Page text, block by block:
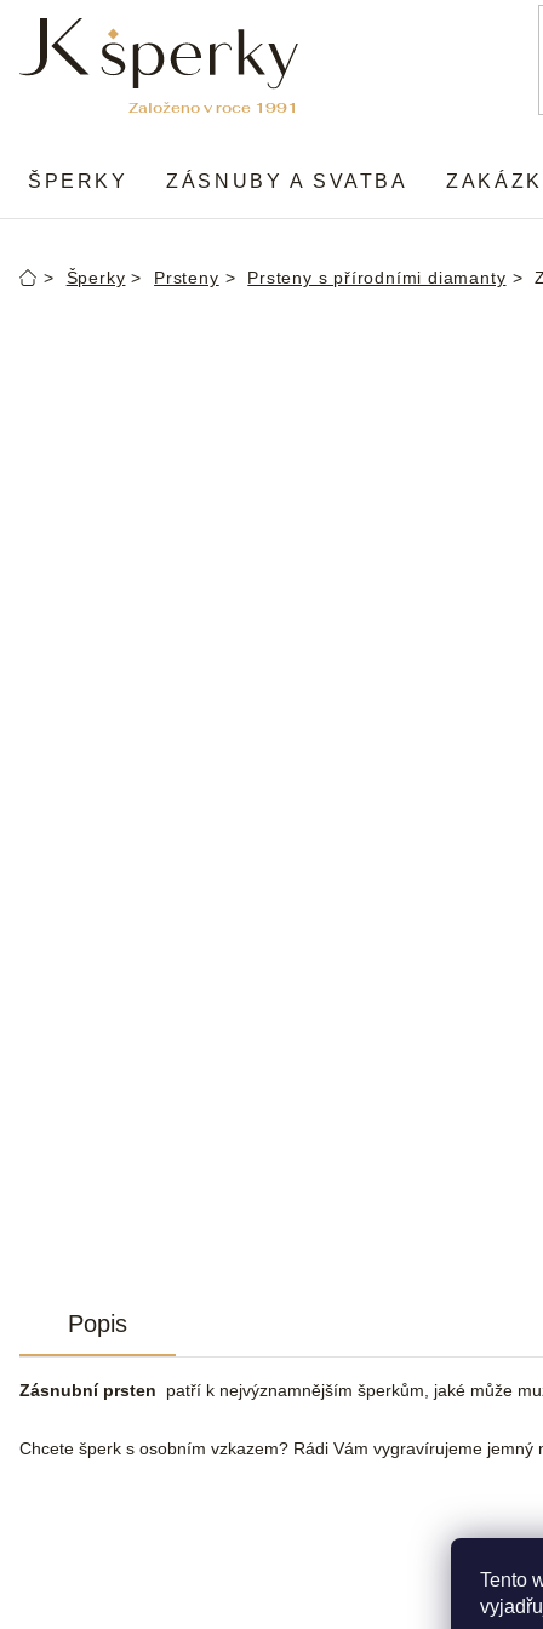
Tento
obsah
ŠPERKY ZÁSNUBY A SVATBA
DomůŠperky Prsteny Prsteny s přírodními diamanty
Popis
Zásnubní prsten patří k nejvýznamnějším šperkům, jaké může
Chcete šperk s osobním vzkazem? Rádi Vám vygravírujeme